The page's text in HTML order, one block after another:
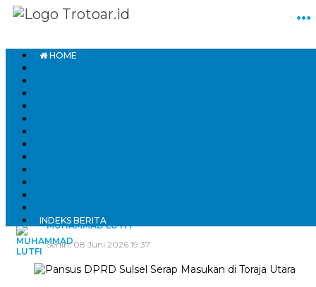
HOME
INDEKS BERITA
DPRD Sulsel
Pansus DPRD Sulsel Serap Masukan
di Toraja Utara
MUHAMMAD LUTFI
Senin, 08 Juni 2026 19:37